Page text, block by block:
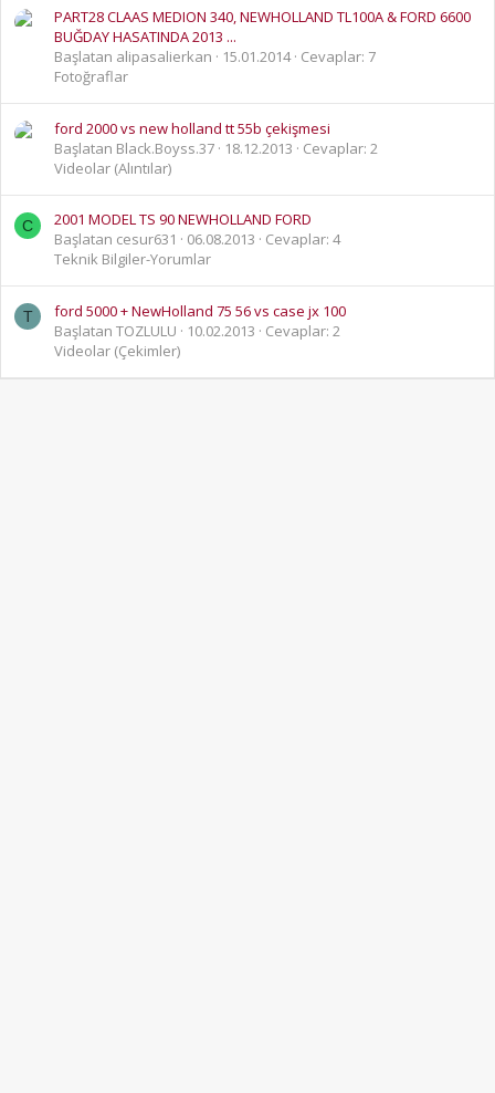
PART28 CLAAS MEDION 340, NEWHOLLAND TL100A & FORD 6600
BUĞDAY HASATINDA 2013 ...
Başlatan alipasalierkan
15.01.2014 Cevaplar: 7
Fotoğraflar
ford 2000 vs new holland tt 55b çekişmesi
Başlatan Black.Boyss.37
18.12.2013
Cevaplar: 2
Videolar (Alıntılar)
C
2001 MODEL TS 90 NEWHOLLAND FORD
Başlatan cesur631
06.08.2013
Cevaplar: 4
Teknik Bilgiler-Yorumlar
T
ford 5000 + NewHolland 75 56 vs case jx 100
Başlatan TOZLULU
10.02.2013
Cevaplar: 2
Videolar (Çekimler)